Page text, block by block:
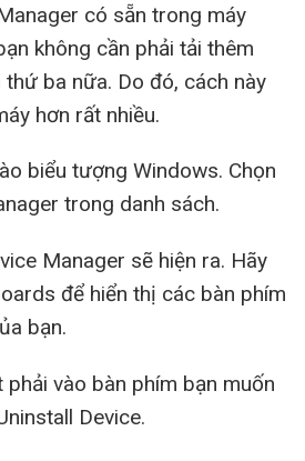
có sẵn trong máy
không cần phải tải thêm
ba nữa. Do đó, cách này
hơn rất nhiều.
biểu tượng Windows. Chọn
trong danh sách.
Manager sẽ hiện ra. Hãy
để hiển thị các bàn phím
bạn.
phải vào bàn phím bạn muốn
Device.